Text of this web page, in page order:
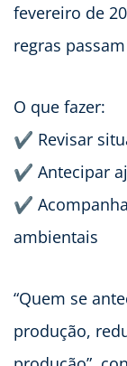
fevereiro de
regras
O que fazer:
✔ Revisar
✔ Antecipar
✔
ambientais
“Quem se
produção,